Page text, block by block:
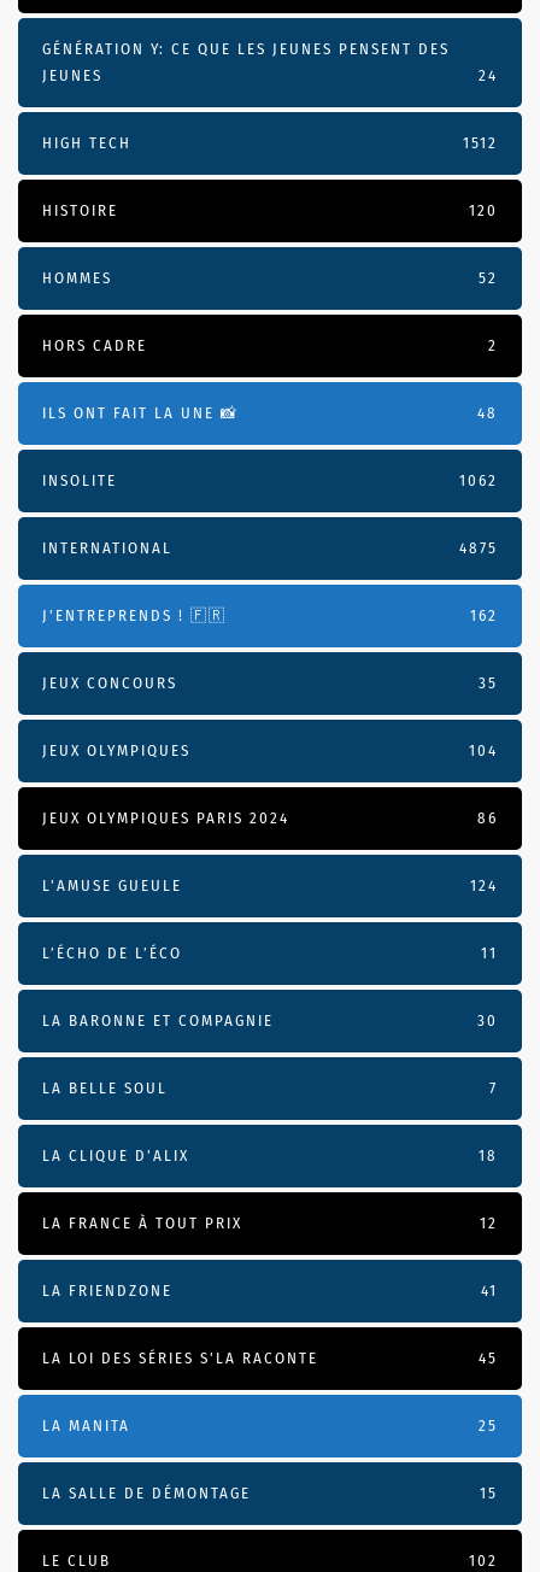
GÉNÉRATION Y: CE QUE LES JEUNES PENSENT DES
JEUNES
24
HIGH TECH 1512
HISTOIRE 120
HOMMES 52
HORS CADRE 2
ILS ONT FAIT LA UNE 📸 48
INSOLITE 1062
INTERNATIONAL 4875
J'ENTREPRENDS ! 🇫🇷 162
JEUX CONCOURS 35
JEUX OLYMPIQUES 104
JEUX OLYMPIQUES PARIS 2024 86
L'AMUSE GUEULE 124
L’ÉCHO DE L’ÉCO 11
LA BARONNE ET COMPAGNIE 30
LA BELLE SOUL 7
LA CLIQUE D'ALIX 18
LA FRANCE À TOUT PRIX 12
LA FRIENDZONE 41
LA LOI DES SÉRIES S'LA RACONTE 45
LA MANITA 25
LA SALLE DE DÉMONTAGE 15
LE CLUB 102